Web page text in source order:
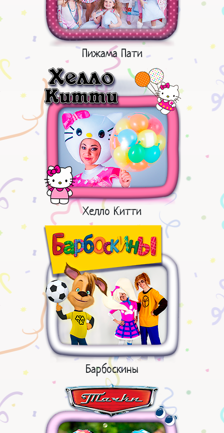
Пижама Пати
Хелло Китти
Барбоскины